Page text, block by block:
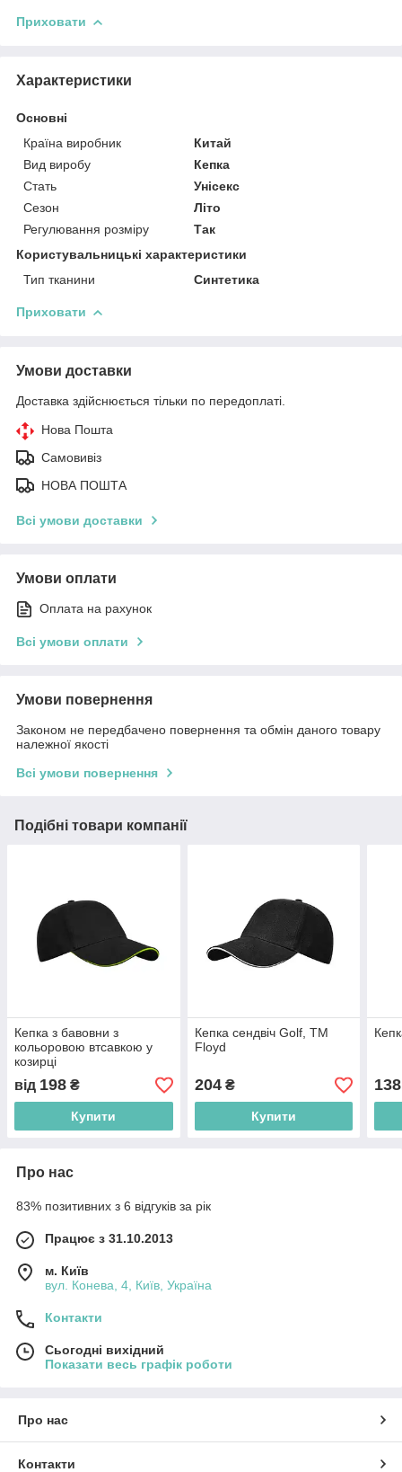
Приховати
Характеристики
Основні
Країна виробник
Китай
Вид виробу
Кепка
Стать
Унісекс
Сезон
Літо
Регулювання розміру
Так
Користувальницькі характеристики
Тип тканини
Синтетика
Приховати
Умови доставки
Доставка здійснюється тільки по передоплаті.
Нова Пошта
Самовивіз
НОВА ПОШТА
Всі умови доставки
Умови оплати
Оплата на рахунок
Всі умови оплати
Умови повернення
Законом не передбачено повернення та обмін даного товару
належної якості
Всі умови повернення
Подібні товари компанії
Кепка з бавовни з
кольоровою втсавкою у
козирці
від 198 ₴
Купити
Кепка сендвіч Golf, TM
Floyd
204₴
Купити
138
Про нас
83% позитивних з 6 відгуків за рік
Працює з 31.10.2013
м. Київ
вул. Конева, 4, Київ, Україна
Контакти
Сьогодні вихідний
Показати весь графік роботи
Про нас
Контакти